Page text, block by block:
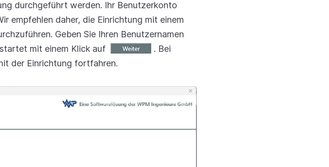
durchgeführt werden. Ihr Benutzerkonto
empfehlen daher, die Einrichtung mit einem
Geben Sie Ihren Benutzernamen
mit einem Klick auf
. Bei
der Einrichtung fortfahren.